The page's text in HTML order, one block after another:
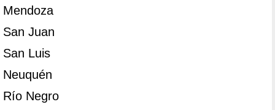
Mendoza
San Juan
San Luis
Neuquén
Río Negro